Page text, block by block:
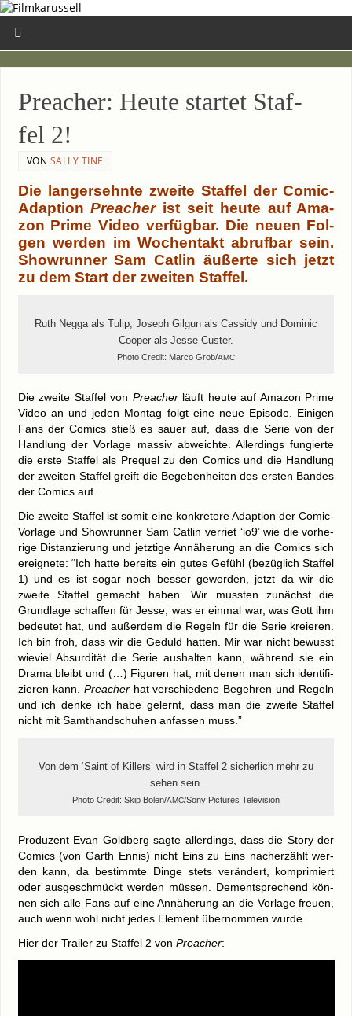
Pre­a­cher: Heu­te star­tet Staf­
fel 2!
VON SALLY TINE
Die lang­ersehn­te zwei­te Staf­fel der Comic-
Adaption Pre­a­cherist seit heu­te auf Ama­
zon Prime Video ver­füg­bar. Die neu­en Fol­
gen wer­den im Wochen­takt abruf­bar sein.
Show­run­ner Sam Cat­lin äußer­te sich jetzt
zu dem Start der zwei­ten Staffel.
Ruth Neg­ga als Tulip, Joseph Gil­gun als Cass­idy und Domi­nic
Coo­per als Jes­se Cus­ter.
Pho­to Cre­dit: Mar­co Grob/AMC
Die zwei­te Staf­fel von Pre­a­cherläuft heu­te auf Ama­zon Prime
Video an und jeden Mon­tag folgt eine neue Epi­so­de. Eini­gen
Fans der Comics stieß es sau­er auf, dass die Serie von der
Hand­lung der Vor­la­ge mas­siv abweich­te. Aller­dings fun­gier­te
die ers­te Staf­fel als Pre­quel zu den Comics und die Hand­lung
der zwei­ten Staf­fel greift die Bege­ben­hei­ten des ers­ten Ban­des
der Comics auf.
Die zwei­te Staf­fel ist somit eine kon­kre­te­re Adap­ti­on der Comic-
Vorlage und Show­run­ner Sam Cat­lin ver­riet ‘io9’ wie die vor­he­
ri­ge Distan­zie­rung und jetz­ti­ge Annä­he­rung an die Comics sich
ereig­ne­te: “Ich hat­te bereits ein gutes Gefühl (bezüg­lich Staf­fel
1) und es ist sogar noch bes­ser gewor­den, jetzt da wir die
zwei­te Staf­fel gemacht haben. Wir muss­ten zunächst die
Grund­la­ge schaf­fen für Jes­se; was er ein­mal war, was Gott ihm
bedeu­tet hat, und außer­dem die Regeln für die Serie kre­ieren.
Ich bin froh, dass wir die Geduld hat­ten. Mir war nicht bewusst
wie­viel Absur­di­tät die Serie aus­hal­ten kann, wäh­rend sie ein
Dra­ma bleibt und (…) Figu­ren hat, mit denen man sich iden­ti­fi­
zie­ren kann. Pre­a­cherhat ver­schie­de­ne Begeh­ren und Regeln
und ich den­ke ich habe gelernt, dass man die zwei­te Staf­fel
nicht mit Samt­hand­schu­hen anfas­sen muss.”
Von dem ‘Saint of Kil­lers’ wird in Staf­fel 2 sicher­lich mehr zu
sehen sein.
Pho­to Cre­dit: Skip Bolen/AMC/Sony Pic­tures Television
Pro­du­zent Evan Gold­berg sag­te aller­dings, dass die Sto­ry der
Comics (von Garth Ennis) nicht Eins zu Eins nach­er­zählt wer­
den kann, da bestimm­te Din­ge stets ver­än­dert, kom­pri­miert
oder aus­ge­schmückt wer­den müs­sen. Dem­entspre­chend kön­
nen sich alle Fans auf eine Annä­he­rung an die Vor­la­ge freu­en,
auch wenn wohl nicht jedes Ele­ment über­nom­men wurde.
Hier der Trai­ler zu Staf­fel 2 von Pre­a­cher: